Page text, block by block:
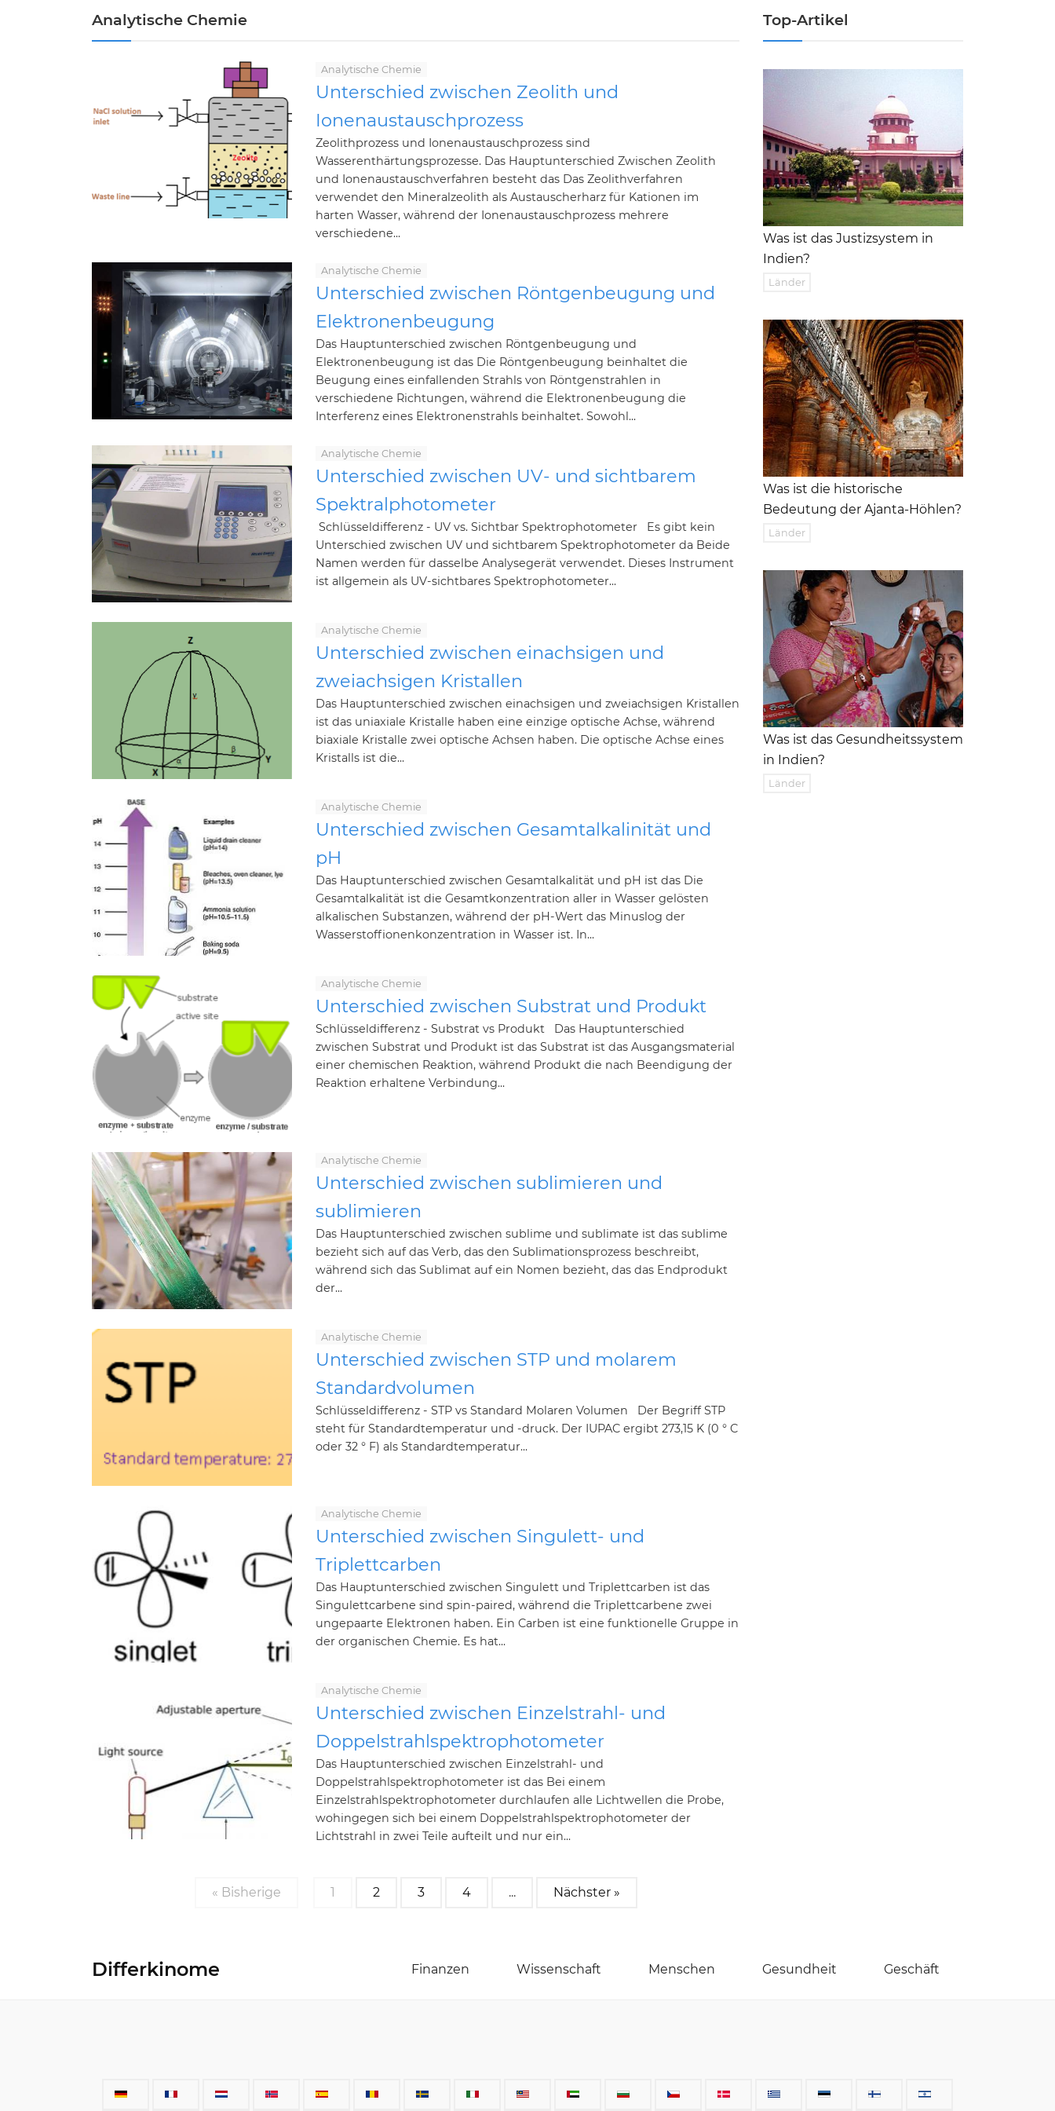
Analytische Chemie
Analytische Chemie
Unterschied zwischen Zeolith und
Ionenaustauschprozess
Zeolithprozess und Ionenaustauschprozess sind
Wasserenthärtungsprozesse. Das Hauptunterschied Zwischen Zeolith
und Ionenaustauschverfahren besteht das Das Zeolithverfahren
verwendet den Mineralzeolith als Austauscherharz für Kationen im
harten Wasser, während der Ionenaustauschprozess mehrere
verschiedene...
Analytische Chemie
Unterschied zwischen Röntgenbeugung und
Elektronenbeugung
Das Hauptunterschied zwischen Röntgenbeugung und
Elektronenbeugung ist das Die Röntgenbeugung beinhaltet die
Beugung eines einfallenden Strahls von Röntgenstrahlen in
verschiedene Richtungen, während die Elektronenbeugung die
Interferenz eines Elektronenstrahls beinhaltet. Sowohl...
Analytische Chemie
Unterschied zwischen UV- und sichtbarem
Spektralphotometer
Schlüsseldifferenz - UV vs. Sichtbar Spektrophotometer Es gibt kein
Unterschied zwischen UV und sichtbarem Spektrophotometer da Beide
Namen werden für dasselbe Analysegerät verwendet. Dieses Instrument
ist allgemein als UV-sichtbares Spektrophotometer...
Analytische Chemie
Unterschied zwischen einachsigen und
zweiachsigen Kristallen
Das Hauptunterschied zwischen einachsigen und zweiachsigen Kristallen
ist das uniaxiale Kristalle haben eine einzige optische Achse, während
biaxiale Kristalle zwei optische Achsen haben. Die optische Achse eines
Kristalls ist die...
Analytische Chemie
Unterschied zwischen Gesamtalkalinität und
pH
Das Hauptunterschied zwischen Gesamtalkalität und pH ist das Die
Gesamtalkalität ist die Gesamtkonzentration aller in Wasser gelösten
alkalischen Substanzen, während der pH-Wert das Minuslog der
Wasserstoffionenkonzentration in Wasser ist. In...
Analytische Chemie
Unterschied zwischen Substrat und Produkt
Schlüsseldifferenz - Substrat vs Produkt Das Hauptunterschied
zwischen Substrat und Produkt ist das Substrat ist das Ausgangsmaterial
einer chemischen Reaktion, während Produkt die nach Beendigung der
Reaktion erhaltene Verbindung...
Analytische Chemie
Unterschied zwischen sublimieren und
sublimieren
Das Hauptunterschied zwischen sublime und sublimate ist das sublime
bezieht sich auf das Verb, das den Sublimationsprozess beschreibt,
während sich das Sublimat auf ein Nomen bezieht, das das Endprodukt
der...
Analytische Chemie
Unterschied zwischen STP und molarem
Standardvolumen
Schlüsseldifferenz - STP vs Standard Molaren Volumen Der Begriff STP
steht für Standardtemperatur und -druck. Der IUPAC ergibt 273,15 K (0 ° C
oder 32 ° F) als Standardtemperatur...
Analytische Chemie
Unterschied zwischen Singulett- und
Triplettcarben
Das Hauptunterschied zwischen Singulett und Triplettcarben ist das
Singulettcarbene sind spin-paired, während die Triplettcarbene zwei
ungepaarte Elektronen haben. Ein Carben ist eine funktionelle Gruppe in
der organischen Chemie. Es hat...
Analytische Chemie
Unterschied zwischen Einzelstrahl- und
Doppelstrahlspektrophotometer
Das Hauptunterschied zwischen Einzelstrahl- und
Doppelstrahlspektrophotometer ist das Bei einem
Einzelstrahlspektrophotometer durchlaufen alle Lichtwellen die Probe,
wohingegen sich bei einem Doppelstrahlspektrophotometer der
Lichtstrahl in zwei Teile aufteilt und nur ein...
« Bisherige 1 2 3 4 ... Nächster »
Top-Artikel
Was ist das Justizsystem in
Indien?
Länder
Was ist die historische
Bedeutung der Ajanta-Höhlen?
Länder
Was ist das Gesundheitssystem
in Indien?
Länder
Differkinome Finanzen Wissenschaft Menschen Gesundheit Geschäft